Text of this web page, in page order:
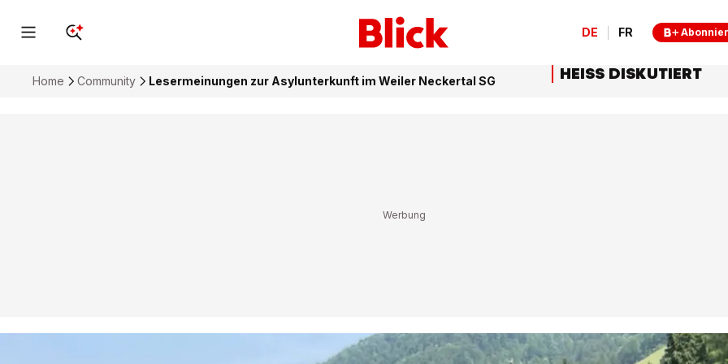
DE FR
Home Community Lesermeinungen zur Asylunterkunft im Weiler Neckertal SG HEISS DISKUTIERT